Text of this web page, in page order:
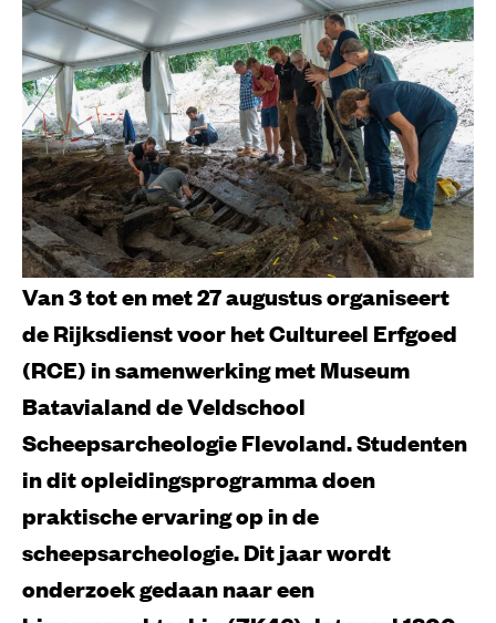
Van 3 tot en met 27 augustus organiseert
de Rijksdienst voor het Cultureel Erfgoed
(RCE) in samenwerking met Museum
Batavialand de Veldschool
Scheepsarcheologie Flevoland. Studenten
in dit opleidingsprogramma doen
praktische ervaring op in de
scheepsarcheologie. Dit jaar wordt
onderzoek gedaan naar een